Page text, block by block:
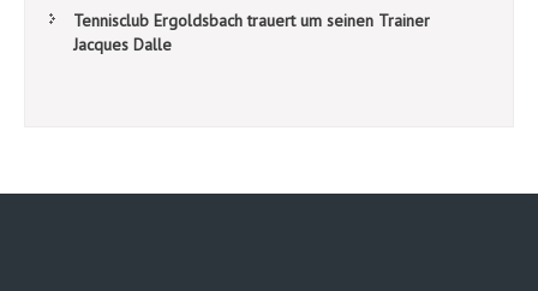
Tennisclub Ergoldsbach trauert um seinen Trainer
Jacques Dalle